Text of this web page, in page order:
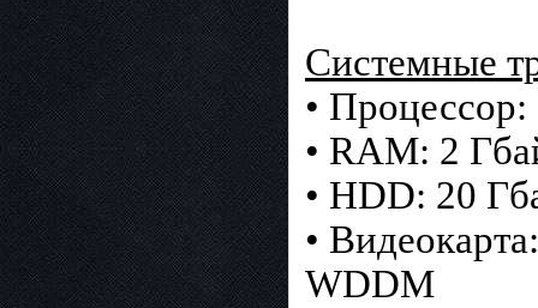
Системные
•
• RAM: 2
• HDD: 20
•
WDDM